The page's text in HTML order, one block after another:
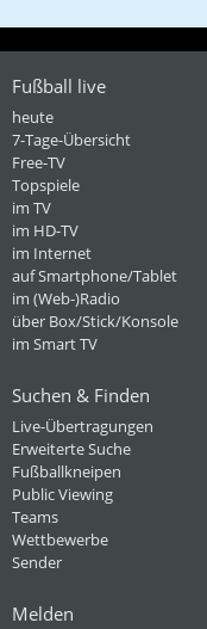
Fußball live
heute
7-Tage-Übersicht
Free-TV
Topspiele
im TV
im HD-TV
im Internet
auf Smartphone/Tablet
im (Web-)Radio
über Box/Stick/Konsole
im Smart TV
Suchen & Finden
Live-Übertragungen
Erweiterte Suche
Fußballkneipen
Public Viewing
Teams
Wettbewerbe
Sender
Melden